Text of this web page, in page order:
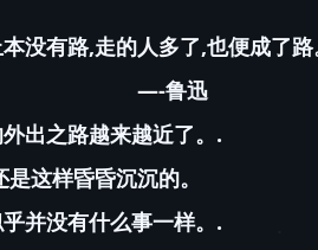
没有路,走的人多了,也便成了
鲁迅
出之路越来越近了。.
这样昏昏沉沉的。
并没有什么事一样。.